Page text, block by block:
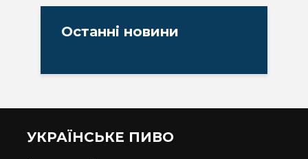
Останні новини
УКРАЇНСЬКЕ ПИВО